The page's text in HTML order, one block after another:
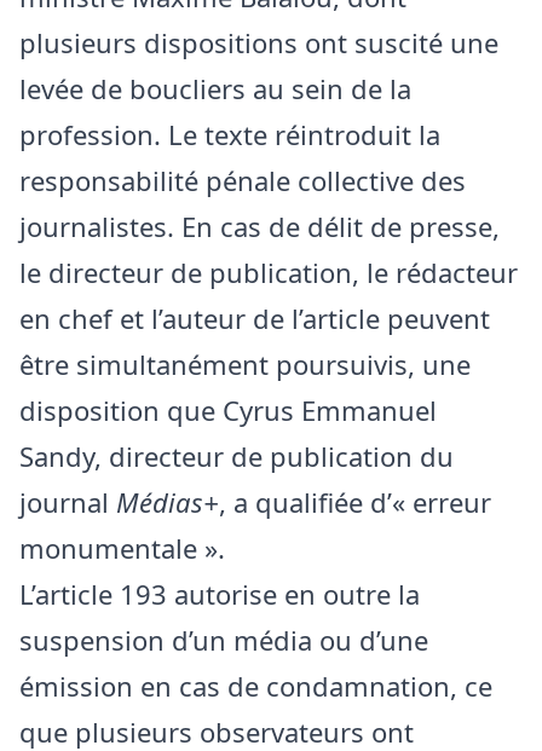
plusieurs dispositions ont suscité une
levée de boucliers au sein de la
profession. Le texte réintroduit la
responsabilité pénale collective des
journalistes. En cas de délit de presse,
le directeur de publication, le rédacteur
en chef et l’auteur de l’article peuvent
être simultanément poursuivis, une
disposition que Cyrus Emmanuel
Sandy, directeur de publication du
journal Médias+, a qualifiée d’« erreur
monumentale ».
L’article 193 autorise en outre la
suspension d’un média ou d’une
émission en cas de condamnation, ce
que plusieurs observateurs ont